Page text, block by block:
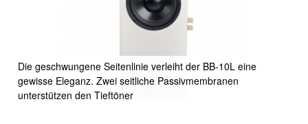
Die geschwungene Seitenlinie verleiht der BB-10L eine
gewisse Eleganz. Zwei seitliche Passivmembranen
unterstützen den Tieftöner